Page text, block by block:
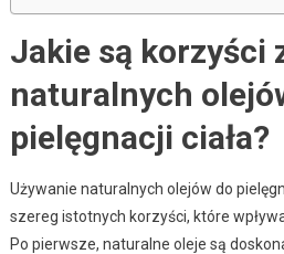
Jakie są korzyści
naturalnych
pielęgnacji ciała?
Używanie naturalnych olejów do
szereg istotnych korzyści, które
Po pierwsze, naturalne oleje są